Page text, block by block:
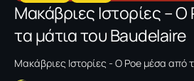
Μακάβριες Ιστορίες –
τα μάτια του Baudelaire
Μακάβριες Ιστορίες - Ο Poe μέσα από